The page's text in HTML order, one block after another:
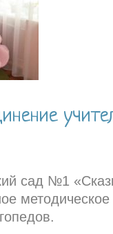
сад №1
методическое